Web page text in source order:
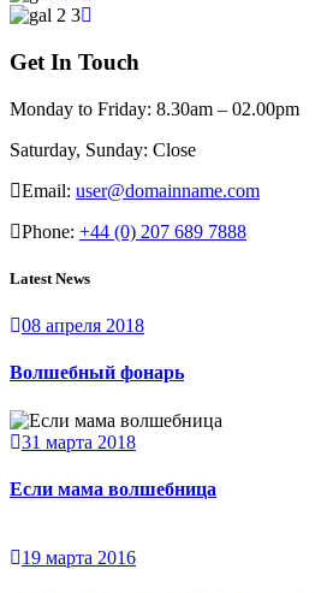
Get In Touch
Monday to Friday: 8.30am – 02.00pm
Saturday, Sunday: Close
Email: user@domainname.com
Phone: +44 (0) 207 689 7888
Latest News
08 апреля 2018
Волшебный фонарь
31 марта 2018
Если мама волшебница
19 марта 2016